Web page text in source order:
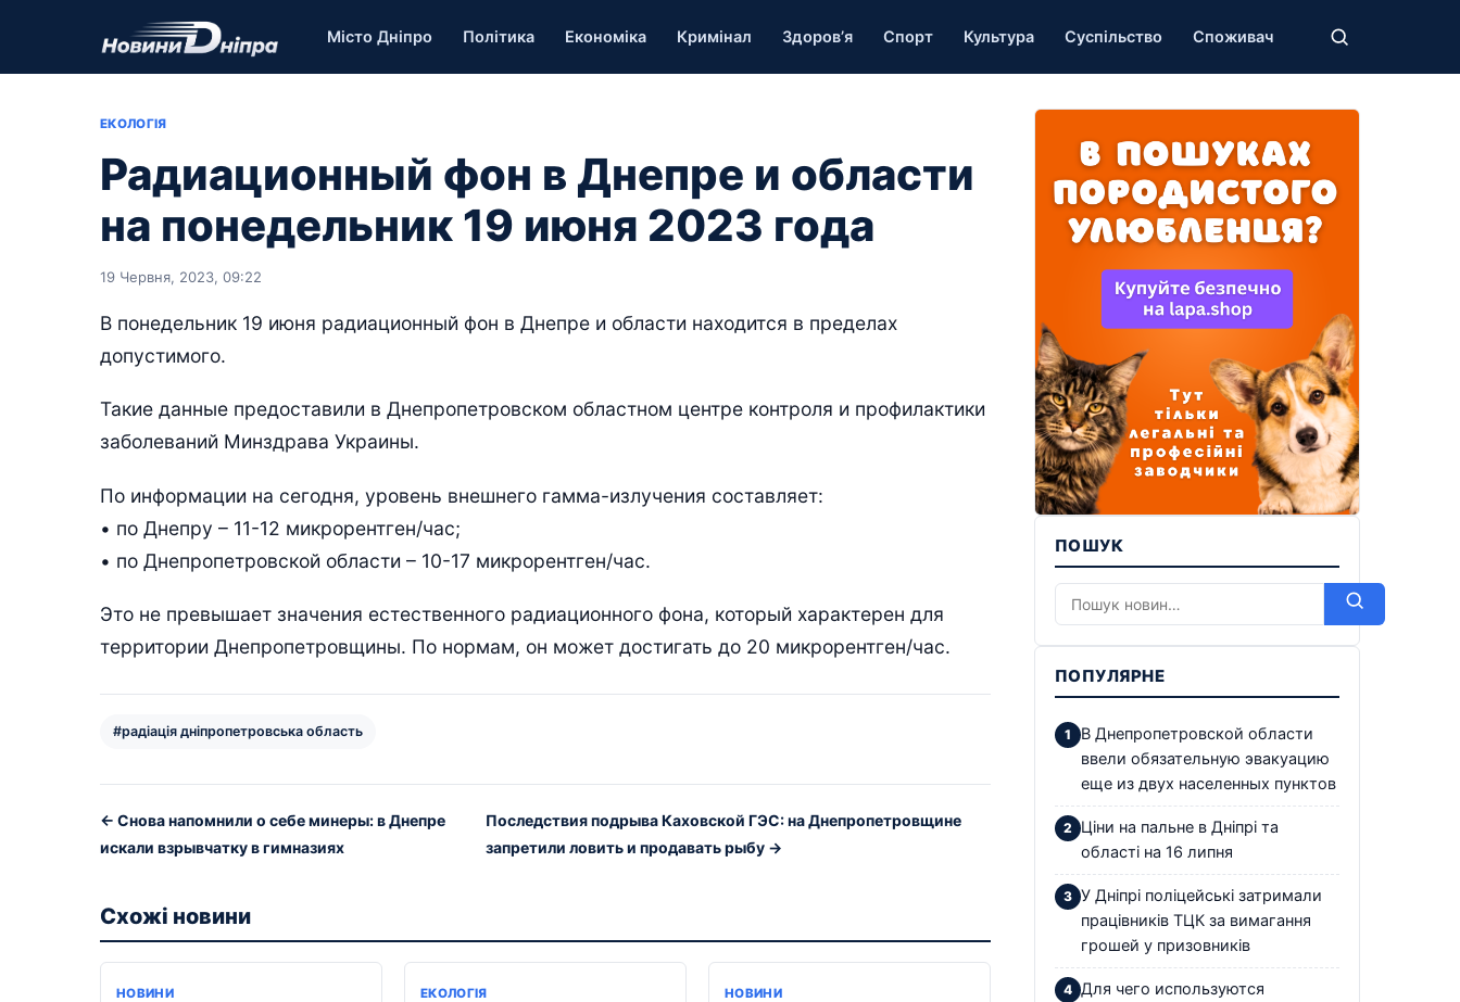
Місто Дніпро Політика Економіка Кримінал Здоров’я Спорт Культура Суспільство Споживач
ЕКОЛОГІЯ
Радиационный фон в Днепре и области
на понедельник 19 июня 2023 года
19 Червня, 2023, 09:22
В понедельник 19 июня радиационный фон в Днепре и области находится в пределах
допустимого.
Такие данные предоставили в Днепропетровском областном центре контроля и профилактики
заболеваний Минздрава Украины.
По информации на сегодня, уровень внешнего гамма-излучения составляет:
• по Днепру – 11-12 микрорентген/час;
• по Днепропетровской области – 10-17 микрорентген/час.
Это не превышает значения естественного радиационного фона, который характерен для
территории Днепропетровщины. По нормам, он может достигать до 20 микрорентген/час.
#радіація дніпропетровська область
← Снова напомнили о себе минеры: в Днепре
искали взрывчатку в гимназиях
Последствия подрыва Каховской ГЭС: на Днепропетровщине
запретили ловить и продавать рыбу →
Схожі новини
НОВИНИ ЕКОЛОГІЯ НОВИНИ
ПОШУК
ПОПУЛЯРНЕ
В Днепропетровской области
ввели обязательную эвакуацию
еще из двух населенных пунктов
Ціни на пальне в Дніпрі та
області на 16 липня
У Дніпрі поліцейські затримали
працівників ТЦК за вимагання
грошей у призовників
Для чего используются